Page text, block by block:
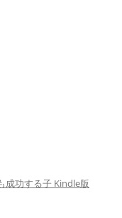
成功する子 Kindle版